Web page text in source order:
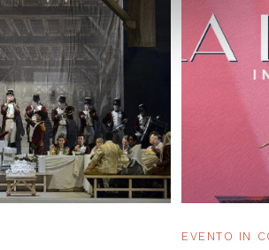
EVENTO IN